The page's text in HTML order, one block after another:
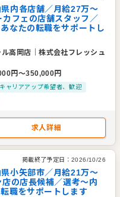
県内各店舗／月給27万～
フェの店舗スタッフ／
なたの転職をサポートし
ル高岡店 ｜株式会社フレッシュ
円〜350,000円
キャリアアップ希望者、歓迎
求人詳細
掲載終了予定日： 2026/10/26
県小矢部市／月給21万～
の店長候補／選考～内
職をサポートします